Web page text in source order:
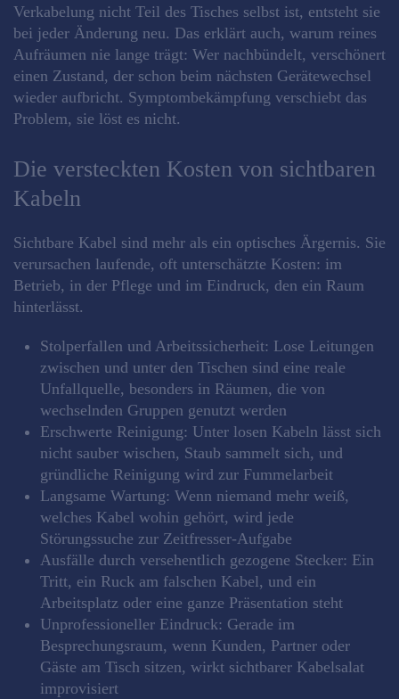
Verkabelung nicht Teil des Tisches selbst ist, entsteht sie
bei jeder Änderung neu. Das erklärt auch, warum reines
Aufräumen nie lange trägt: Wer nachbündelt, verschönert
einen Zustand, der schon beim nächsten Gerätewechsel
wieder aufbricht. Symptombekämpfung verschiebt das
Problem, sie löst es nicht.
Die versteckten Kosten von sichtbaren
Kabeln
Sichtbare Kabel sind mehr als ein optisches Ärgernis. Sie
verursachen laufende, oft unterschätzte Kosten: im
Betrieb, in der Pflege und im Eindruck, den ein Raum
hinterlässt.
Stolperfallen und Arbeitssicherheit: Lose Leitungen
zwischen und unter den Tischen sind eine reale
Unfallquelle, besonders in Räumen, die von
wechselnden Gruppen genutzt werden
Erschwerte Reinigung: Unter losen Kabeln lässt sich
nicht sauber wischen, Staub sammelt sich, und
gründliche Reinigung wird zur Fummelarbeit
Langsame Wartung: Wenn niemand mehr weiß,
welches Kabel wohin gehört, wird jede
Störungssuche zur Zeitfresser-Aufgabe
Ausfälle durch versehentlich gezogene Stecker: Ein
Tritt, ein Ruck am falschen Kabel, und ein
Arbeitsplatz oder eine ganze Präsentation steht
Unprofessioneller Eindruck: Gerade im
Besprechungsraum, wenn Kunden, Partner oder
Gäste am Tisch sitzen, wirkt sichtbarer Kabelsalat
improvisiert